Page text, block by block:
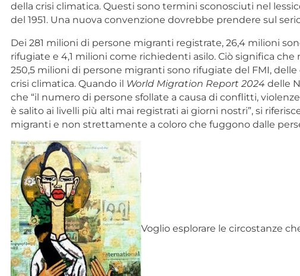
della crisi climatica. Questi sono termini sconosciuti nel
del 1951. Una nuova convenzione dovrebbe prendere sul
Dei 281 milioni di persone migranti registrate, 26,4 milioni
rifugiate e 4,1 milioni come richiedenti asilo. Ciò significa che
250,5 milioni di persone migranti sono rifugiate del FMI,
crisi climatica. Quando il World Migration Report 2024delle
che “il numero di persone sfollate a causa di conflitti,
è salito ai livelli più alti mai registrati ai giorni nostri”, si
migranti e non strettamente a coloro che fuggono dalle
Voglio esplorare le circostanze